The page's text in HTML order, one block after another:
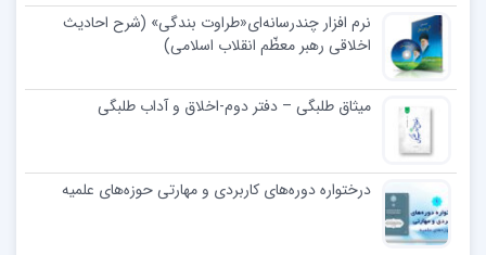
نرم افزار چندرسانه‌ای«طراوت بندگی» (شرح احادیث
اخلاقی رهبر معظّم انقلاب اسلامی)
میثاق طلبگی – دفتر دوم-اخلاق و آداب طلبگی
درختواره دوره‌های کاربردی و مهارتی حوزه‌های علمیه